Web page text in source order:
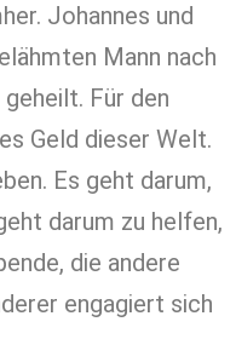
Johannes und
Mann nach
Für den
Geld dieser Welt.
Es geht darum,
darum zu helfen,
die andere
engagiert sich